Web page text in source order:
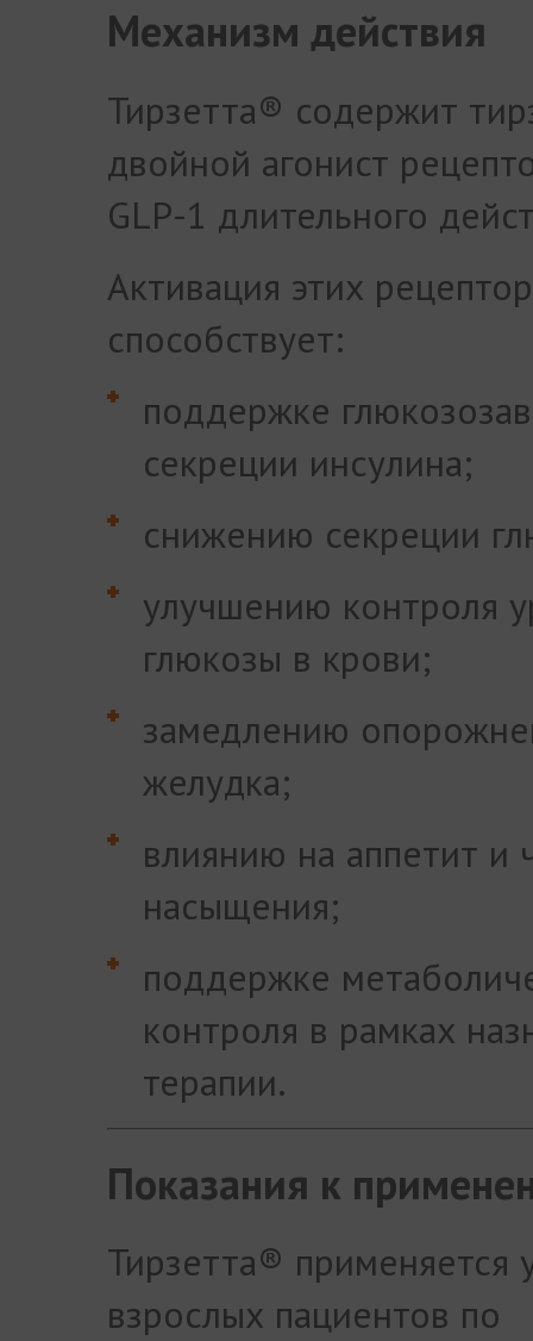
Механизм действия
Тирзетта® содержит
двойной агонист
GLP-1 длительного
Активация этих
способствует:
поддержке
секреции инсулина;
снижению секреции
улучшению контроля
глюкозы в крови;
замедлению
желудка;
влиянию на аппетит и
насыщения;
поддержке
контроля в рамках
терапии.
Показания к
Тирзетта® применяется
взрослых пациентов по